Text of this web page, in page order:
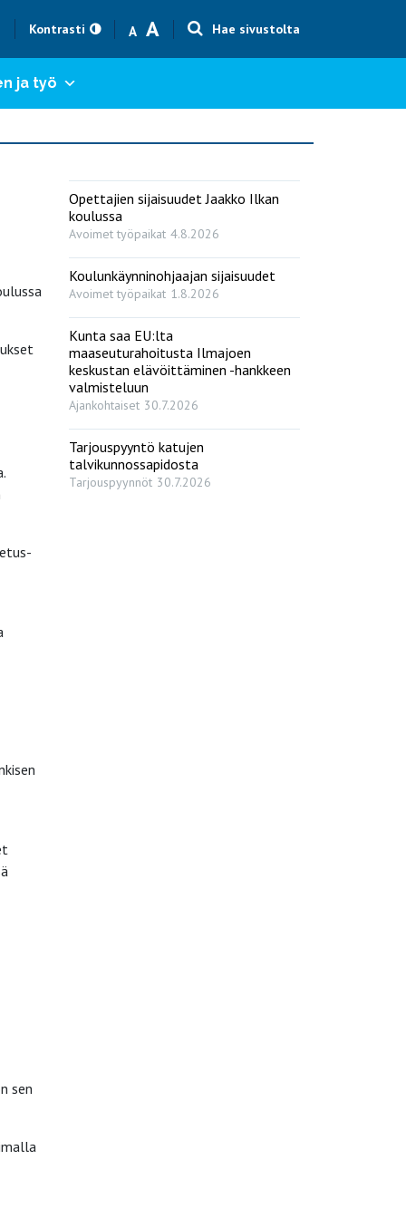
Kontrasti A
Text size smaller
AText size bigger
Hae sivustolta
ja työ
sen
Opettajien sijaisuudet Jaakko Ilkan
koulussa
Avoimet työpaikat 4.8.2026
Koulunkäynninohjaajan sijaisuudet
Avoimet työpaikat 1.8.2026
Kunta saa EU:lta
maaseuturahoitusta Ilmajoen
keskustan elävöittäminen -hankkeen
valmisteluun
Ajankohtaiset 30.7.2026
Tarjouspyyntö katujen
talvikunnossapidosta
Tarjouspyynnöt 30.7.2026